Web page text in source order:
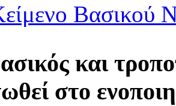
Βασικού
και
στο